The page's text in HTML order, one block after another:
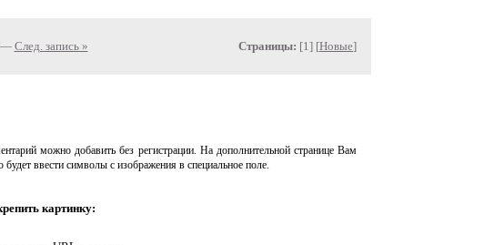
— След. запись » Страницы: [1] [Новые]
можно добавить без регистрации. На дополнительной странице Вам
будет ввести символы с изображения в специальное поле.
картинку: